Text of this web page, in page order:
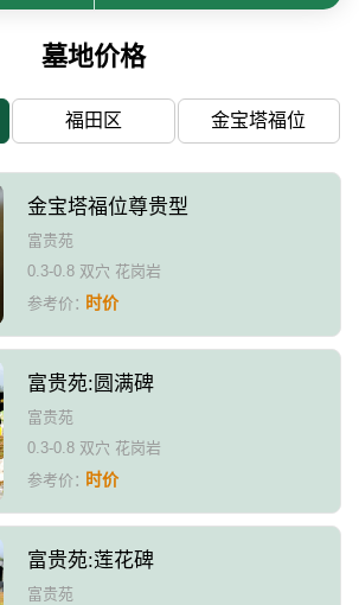
墓地价格
福田区 金宝塔福位
金宝塔福位尊贵型
富贵苑
0.3-0.8 双穴 花岗岩
参考价：时价
富贵苑:圆满碑
富贵苑
0.3-0.8 双穴 花岗岩
参考价：时价
富贵苑:莲花碑
富贵苑